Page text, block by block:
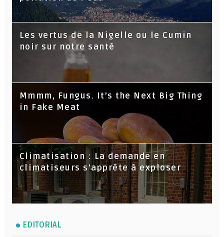
Les vertus de la Nigelle ou le Cumin
noir sur notre santé
Mmmm, Fungus. It’s the Next Big Thing
in Fake Meat
Climatisation : La demande en
climatiseurs s'apprête à exploser
EDITORIAL